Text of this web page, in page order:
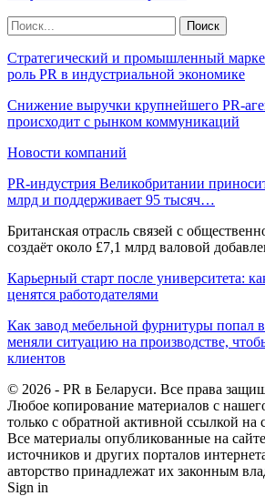
Стратегический и промышленный
роль PR в индустриальной экономике
Снижение выручки крупнейшего PR-
происходит с рынком коммуникаций
Новости компаний
PR-индустрия Великобритании
млрд и поддерживает 95 тысяч…
Британская отрасль связей с
создаёт около £7,1 млрд валовой
Карьерный старт после университета:
ценятся работодателями
Как завод мебельной фурнитуры попал
меняли ситуацию на производстве,
клиентов
© 2026 - PR в Беларуси. Все права
Любое копирование материалов с
только с обратной активной ссылкой на
Все материалы опубликованные на
источников и других порталов
авторство принадлежат их законным
Sign in